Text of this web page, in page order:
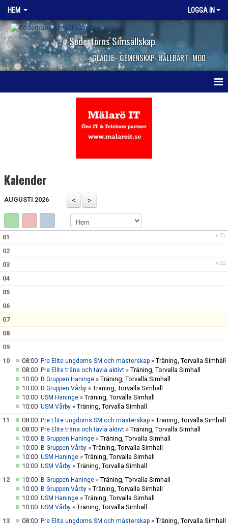
HEM LOGGA IN
Södertörns Simsällskap
GLÄDJE - GEMENSKAP- HÅLLBART- MOD
JOBBA HOS OSS
KALENDER
Kalender
AUGUSTI 2026
v.31
01
02
v.32
03
04
05
06
07
08
09
v.33
10 08:00 Pre Elite ungdoms SM och mästerskap »Träning, Torvalla Simhall
08:00 Pre Elite träna och tävla aktivt »Träning, Torvalla Simhall
10:00 B Gruppen Haninge »Träning, Torvalla Simhall
10:00 B Gruppen Vårby »Träning, Torvalla Simhall
10:00 USM Haninge »Träning, Torvalla Simhall
10:00 USM Vårby »Träning, Torvalla Simhall
11
08:00 Pre Elite ungdoms SM och mästerskap »Träning, Torvalla Simhall
08:00 Pre Elite träna och tävla aktivt »Träning, Torvalla Simhall
10:00 B Gruppen Haninge »Träning, Torvalla Simhall
10:00 B Gruppen Vårby »Träning, Torvalla Simhall
10:00 USM Haninge »Träning, Torvalla Simhall
10:00 USM Vårby »Träning, Torvalla Simhall
12
10:00 B Gruppen Haninge »Träning, Torvalla Simhall
10:00 B Gruppen Vårby »Träning, Torvalla Simhall
10:00 USM Haninge »Träning, Torvalla Simhall
10:00 USM Vårby »Träning, Torvalla Simhall
13
08:00 Pre Elite ungdoms SM och mästerskap »Träning, Torvalla Simhall